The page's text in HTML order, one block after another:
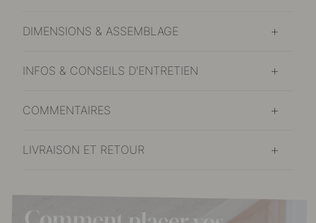
DIMENSIONS & ASSEMBLAGE
INFOS & CONSEILS D'ENTRETIEN
COMMENTAIRES
LIVRAISON ET RETOUR